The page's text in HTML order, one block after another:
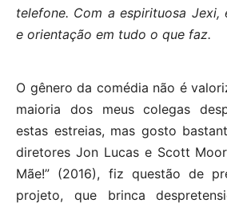
telefone. Com a espirituosa Jexi,
e orientação em tudo o que faz.
O gênero da comédia não é
maioria dos meus colegas
estas estreias, mas gosto
diretores Jon Lucas e Scott
Mãe!” (2016), fiz questão de
projeto, que brinca